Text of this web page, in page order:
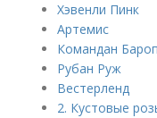
Хэвенли Пинк
Артемис
Командан
Рубан Руж
Вестерленд
2. Кустовые